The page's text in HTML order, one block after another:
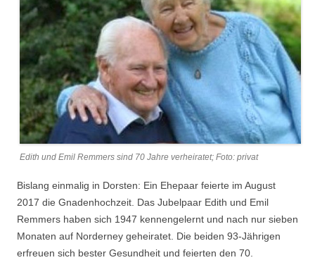
Edith und Emil Remmers sind 70 Jahre verheiratet; Foto: privat
Bislang einmalig in Dorsten: Ein Ehepaar feierte im August
2017 die Gnadenhochzeit. Das Jubelpaar Edith und Emil
Remmers haben sich 1947 kennengelernt und nach nur sieben
Monaten auf Norderney geheiratet. Die beiden 93-Jährigen
erfreuen sich bester Gesundheit und feierten den 70.